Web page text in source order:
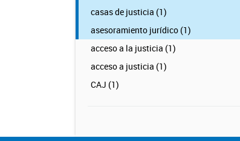
casas de justicia (1)
asesoramiento jurídico (1)
acceso a la justicia (1)
acceso a justicia (1)
CAJ (1)